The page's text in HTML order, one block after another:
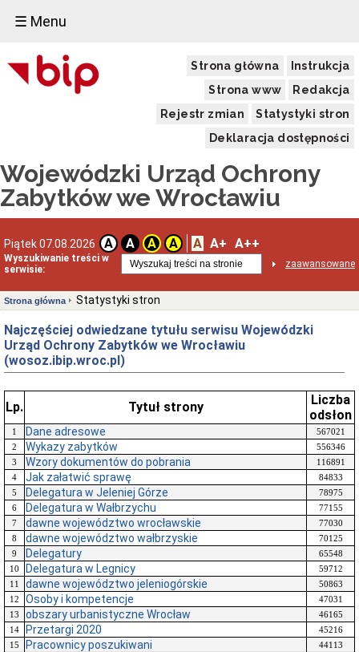
☰ Menu
Strona główna
Instrukcja
Strona www
Redakcja
Rejestr zmian
Statystyki stron
Deklaracja dostępności
Wojewódzki Urząd Ochrony
Zabytków we Wrocławiu
Piątek 07.08.2026 A A A A A A+ A++
Wyszukiwanie treści w
serwisie:
zaawansowane
Strona główna Statystyki stron
Najczęściej odwiedzane tytułu serwisu Wojewódzki
Urząd Ochrony Zabytków we Wrocławiu
(wosoz.ibip.wroc.pl)
Lp. Tytuł strony
Liczba
odsłon
1 Dane adresowe
567021
2
Wykazy zabytków
556346
3
Wzory dokumentów do pobrania
116891
4
Jak załatwić sprawę
84833
5
Delegatura w Jeleniej Górze
78975
6
Delegatura w Wałbrzychu
77155
7
dawne województwo wrocławskie
77030
8
dawne województwo wałbrzyskie
70125
9
Delegatury
65548
10
Delegatura w Legnicy
59712
11
dawne województwo jeleniogórskie
50863
12
Osoby i kompetencje
47031
13
obszary urbanistyczne Wrocław
46165
14
Przetargi 2020
45216
15
Pracownicy poszukiwani
44113